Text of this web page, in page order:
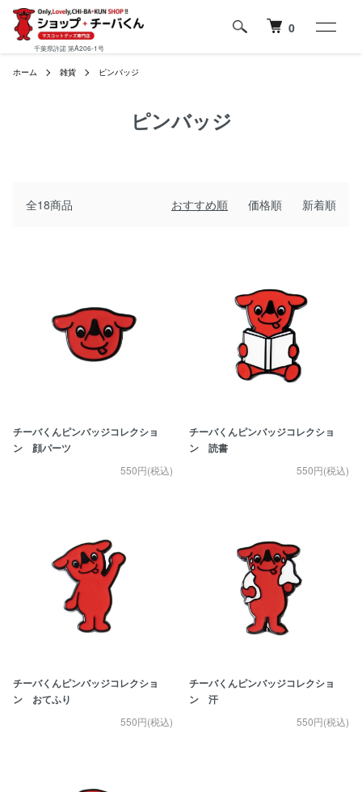
千葉県許諾 第A206-1号
0
ホーム 雑貨 ピンバッジ
ピンバッジ
全18商品 おすすめ順 価格順 新着順
チーバくんピンバッジコレクショ
ン 顔パーツ
550円(税込)
チーバくんピンバッジコレクショ
ン 読書
550円(税込)
チーバくんピンバッジコレクショ
ン おてふり
550円(税込)
チーバくんピンバッジコレクショ
ン 汗
550円(税込)